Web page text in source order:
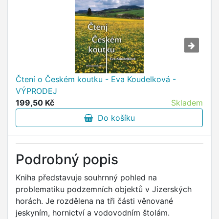
Čtení o Českém koutku - Eva Koudelková -
VÝPRODEJ
199,50 Kč
Skladem
Do košíku
Podrobný popis
Kniha představuje souhrnný pohled na
problematiku podzemních objektů v Jizerských
horách. Je rozdělena na tři části věnované
jeskyním, hornictví a vodovodním štolám.